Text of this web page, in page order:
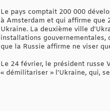
Le pays comptait 200 000
à Amsterdam et qui affirme que
Ukraine. La deuxième ville
installations gouvernementales,
que la Russie affirme ne viser
Le 24 février, le président russe
« démilitariser » l'Ukraine, qui,